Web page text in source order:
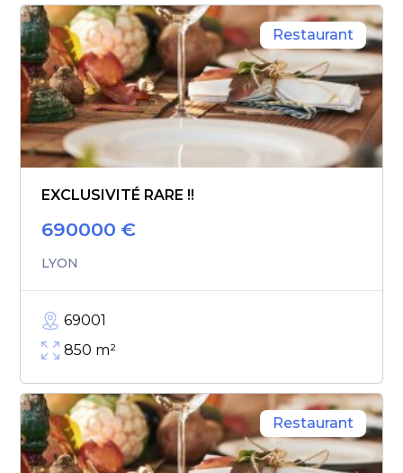
Restaurant
EXCLUSIVITÉ RARE !!
690000 €
LYON
69001
850 m²
Restaurant